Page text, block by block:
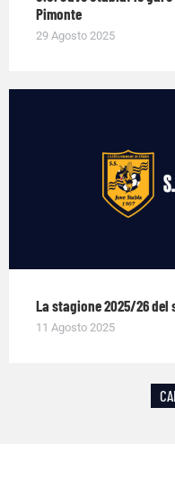
Pimonte
29 Agosto 2025
La stagione 2025/26
11 Agosto 2025